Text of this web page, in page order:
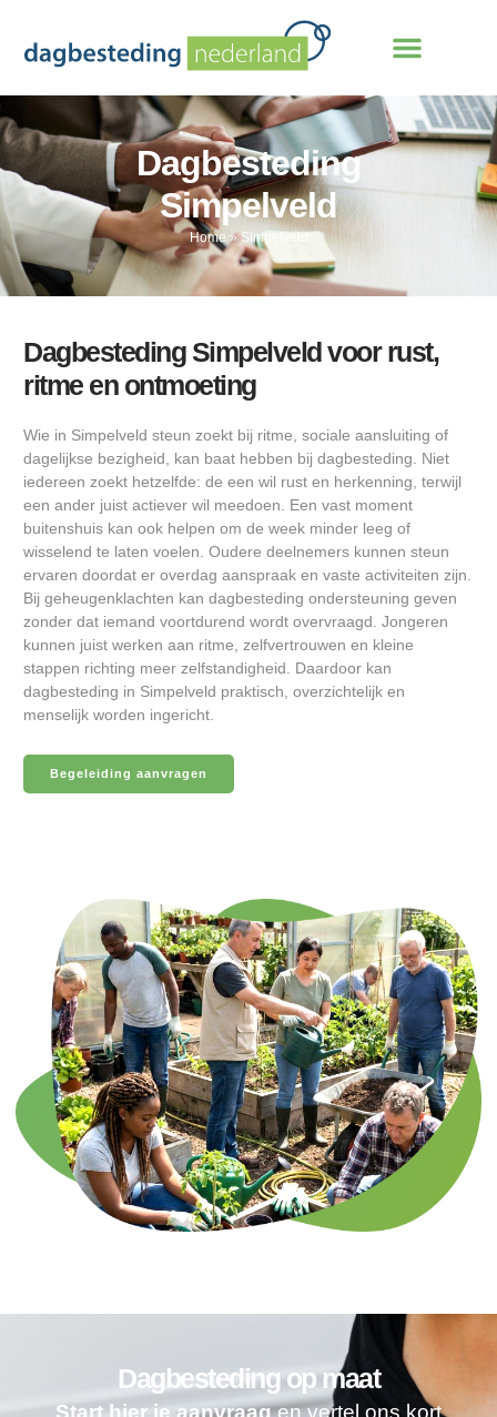
Dagbesteding
Simpelveld
Home »Simpelveld
Dagbesteding Simpelveld voor rust,
ritme en ontmoeting
Wie in Simpelveld steun zoekt bij ritme, sociale aansluiting of
dagelijkse bezigheid, kan baat hebben bij dagbesteding. Niet
iedereen zoekt hetzelfde: de een wil rust en herkenning, terwijl
een ander juist actiever wil meedoen. Een vast moment
buitenshuis kan ook helpen om de week minder leeg of
wisselend te laten voelen. Oudere deelnemers kunnen steun
ervaren doordat er overdag aanspraak en vaste activiteiten zijn.
Bij geheugenklachten kan dagbesteding ondersteuning geven
zonder dat iemand voortdurend wordt overvraagd. Jongeren
kunnen juist werken aan ritme, zelfvertrouwen en kleine
stappen richting meer zelfstandigheid. Daardoor kan
dagbesteding in Simpelveld praktisch, overzichtelijk en
menselijk worden ingericht.
Begeleiding aanvragen
Dagbesteding op maat
Start hier je aanvraagen vertel ons kort